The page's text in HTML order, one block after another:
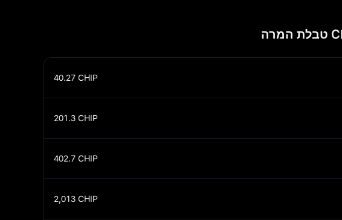
40.27 CHIP
201.3 CHIP
402.7 CHIP
2,013 CHIP